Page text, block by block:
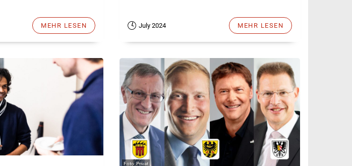
MEHR LESEN July 2024 MEHR LESEN
Privat